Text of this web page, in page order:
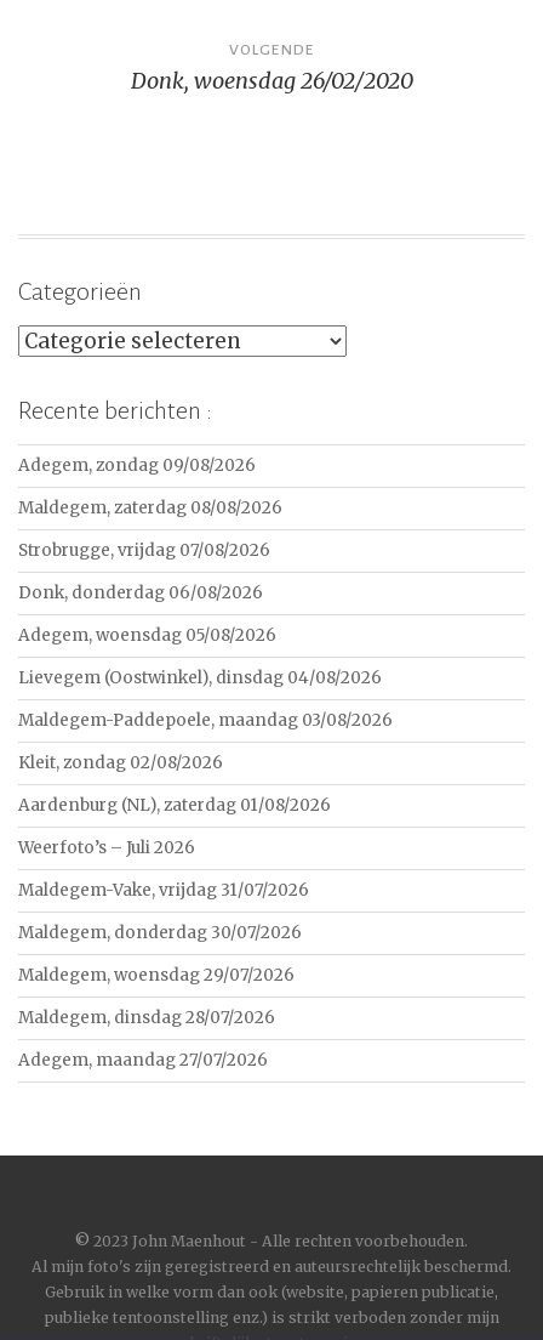
VOLGENDE
Donk, woensdag 26/02/2020
Categorieën
Categorieën
Recente berichten :
Adegem, zondag 09/08/2026
Maldegem, zaterdag 08/08/2026
Strobrugge, vrijdag 07/08/2026
Donk, donderdag 06/08/2026
Adegem, woensdag 05/08/2026
Lievegem (Oostwinkel), dinsdag 04/08/2026
Maldegem-Paddepoele, maandag 03/08/2026
Kleit, zondag 02/08/2026
Aardenburg (NL), zaterdag 01/08/2026
Weerfoto’s – Juli 2026
Maldegem-Vake, vrijdag 31/07/2026
Maldegem, donderdag 30/07/2026
Maldegem, woensdag 29/07/2026
Maldegem, dinsdag 28/07/2026
Adegem, maandag 27/07/2026
© 2023 John Maenhout - Alle rechten voorbehouden.
Al mijn foto's zijn geregistreerd en auteursrechtelijk beschermd.
Gebruik in welke vorm dan ook (website, papieren publicatie,
publieke tentoonstelling enz.) is strikt verboden zonder mijn